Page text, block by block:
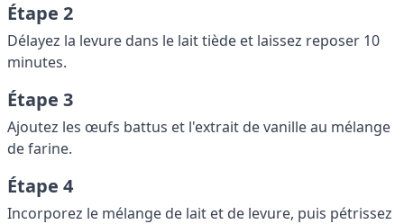
Étape 2
Délayez la levure dans le lait tiède et laissez reposer 10
minutes.
Étape 3
Ajoutez les œufs battus et l'extrait de vanille au mélange
de farine.
Étape 4
Incorporez le mélange de lait et de levure, puis pétrissez